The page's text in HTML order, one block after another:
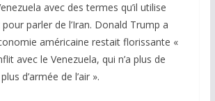
avec des termes qu’il utilise
parler de l’Iran. Donald Trump a
américaine restait florissante «
avec le Venezuela, qui n’a plus de
d’armée de l’air ».